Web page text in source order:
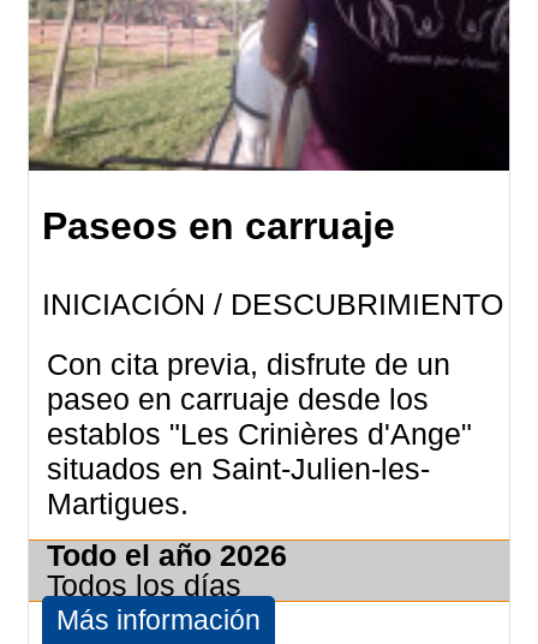
Paseos en carruaje
INICIACIÓN / DESCUBRIMIENTO
Con cita previa, disfrute de un
paseo en carruaje desde los
establos "Les Crinières d'Ange"
situados en Saint-Julien-les-
Martigues.
Todo el año 2026
Todos los días
Más información